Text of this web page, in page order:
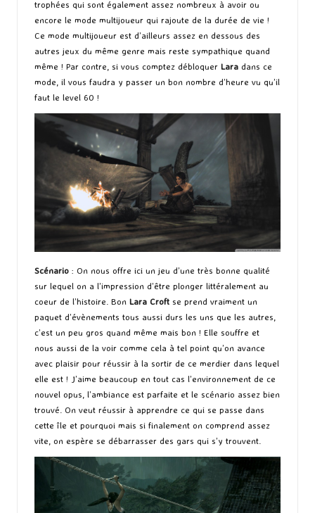
trophées qui sont également assez nombreux à avoir ou
encore le mode multijoueur qui rajoute de la durée de vie !
Ce mode multijoueur est d’ailleurs assez en dessous des
autres jeux du même genre mais reste sympathique quand
même ! Par contre, si vous comptez débloquer Lara dans ce
mode, il vous faudra y passer un bon nombre d’heure vu qu’il
faut le level 60 !
Scénario : On nous offre ici un jeu d’une très bonne qualité
sur lequel on a l’impression d’être plonger littéralement au
coeur de l’histoire. Bon Lara Croft se prend vraiment un
paquet d’évènements tous aussi durs les uns que les autres,
c’est un peu gros quand même mais bon ! Elle souffre et
nous aussi de la voir comme cela à tel point qu’on avance
avec plaisir pour réussir à la sortir de ce merdier dans lequel
elle est ! J’aime beaucoup en tout cas l’environnement de ce
nouvel opus, l’ambiance est parfaite et le scénario assez bien
trouvé. On veut réussir à apprendre ce qui se passe dans
cette île et pourquoi mais si finalement on comprend assez
vite, on espère se débarrasser des gars qui s’y trouvent.